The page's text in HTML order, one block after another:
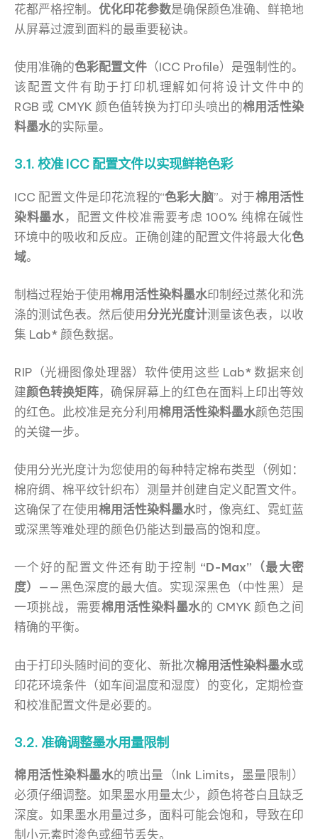
花都严格控制。 优化印花参数是确保颜色准确、鲜艳地
从屏幕过渡到面料的最重要秘诀。
使用准确的色彩配置文件 （ICC Profile）是强制性的。
该配置文件有助于打印机理解如何将设计文件中的
RGB 或 CMYK 颜色值转换为打印头喷出的棉用活性染
料墨水的实际量。
3.1. 校准 ICC 配置文件以实现鲜艳色彩
ICC 配置文件是印花流程的“色彩大脑”。对于棉用活性
染料墨水，配置文件校准需要考虑 100% 纯棉在碱性
环境中的吸收和反应。正确创建的配置文件将最大化色
域。
制档过程始于使用棉用活性染料墨水印制经过蒸化和洗
涤的测试色表。然后使用分光光度计测量该色表，以收
集 Lab* 颜色数据。
RIP（光栅图像处理器）软件使用这些 Lab* 数据来创
建颜色转换矩阵，确保屏幕上的红色在面料上印出等效
的红色。此校准是充分利用棉用活性染料墨水颜色范围
的关键一步。
使用分光光度计为您使用的每种特定棉布类型（例如：
棉府绸、棉平纹针织布）测量并创建自定义配置文件。
这确保了在使用棉用活性染料墨水时，像亮红、霓虹蓝
或深黑等难处理的颜色仍能达到最高的饱和度。
一个好的配置文件还有助于控制 “D-Max”（最大密
度） ——黑色深度的最大值。实现深黑色（中性黑）是
一项挑战，需要棉用活性染料墨水的 CMYK 颜色之间
精确的平衡。
由于打印头随时间的变化、新批次棉用活性染料墨水或
印花环境条件（如车间温度和湿度）的变化，定期检查
和校准配置文件是必要的。
3.2. 准确调整墨水用量限制
棉用活性染料墨水的喷出量（Ink Limits，墨量限制）
必须仔细调整。如果墨水用量太少，颜色将苍白且缺乏
深度。如果墨水用量过多，面料可能会饱和，导致在印
制小元素时渗色或细节丢失。